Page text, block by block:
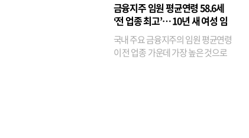
금융지주 임원 평균연령 58.6세
‘전 업종 최고’… 10년 새 여성 임
원은 14배 껑충
국내 주요 금융지주의 임원 평균연령
이 전 업종 가운데 가장 높은 것으로